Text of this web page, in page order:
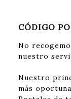
CÓDIGO
No
nuestro
Nuestro
más